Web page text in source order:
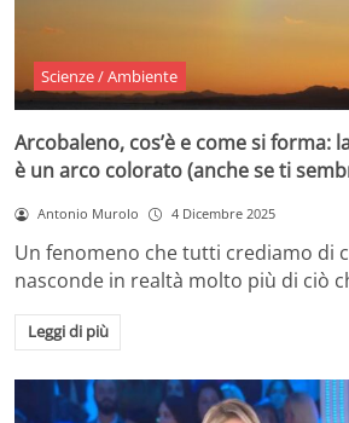
Scienze / Ambiente
Arcobaleno, cos’è e come si forma:
è un arco colorato (anche se ti
Antonio Murolo 4 Dicembre 2025
Un fenomeno che tutti crediamo di
nasconde in realtà molto più di ciò
Leggi di più